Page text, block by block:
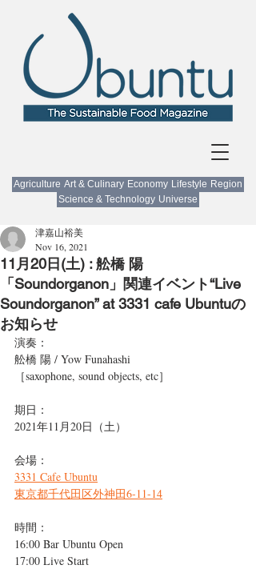
Agriculture Art & Culinary Economy Lifestyle Region
Science & Technology Universe
11月20日(土) : 舩橋 陽
「Soundorganon」関連イベント“Live
Soundorganon” at 3331 cafe Ubuntuの
お知らせ
津嘉山裕美
Nov 16, 2021
演奏：
舩橋 陽 / Yow Funahashi
［saxophone, sound objects, etc］
期日：
2021年11月20日（土）
会場：
3331 Cafe Ubuntu
東京都千代田区外神田6-11-14
時間：
16:00 Bar Ubuntu Open
17:00 Live Start